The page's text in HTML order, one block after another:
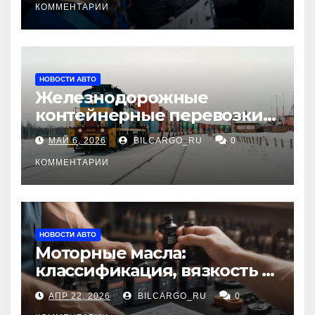
КОММЕНТАРИИ
НОВОСТИ АВТО
Железнодорожные
контейнерные перевозки
из Китая в Россию:
маршруты, сроки и
требования
МАЙ 6, 2026 BILCARGO_RU 0
КОММЕНТАРИИ
НОВОСТИ АВТО
Моторные масла:
классификация, вязкость и
рекомендации по выбору
для различных типов
АПР 22, 2026 BILCARGO_RU 0